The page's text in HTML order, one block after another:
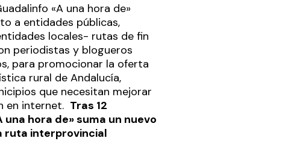
«A una hora de»
a entidades públicas,
locales- rutas de fin
periodistas y blogueros
para promocionar la oferta
rural de Andalucía,
que necesitan mejorar
en internet. Tras 12
una hora de» suma un nuevo
ruta interprovincial